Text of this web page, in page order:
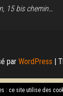
15 bis chemin…
par WordPress |
: ce site utilise des